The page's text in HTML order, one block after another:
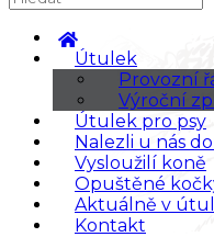
Útulek
Provozní
Výroční
Útulek pro psy
Nalezli u nás
Vysloužilí koně
Opuštěné
Aktuálně v
Kontakt